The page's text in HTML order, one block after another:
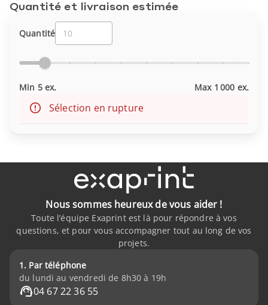
Quantité et livraison estimée
Quantité
Min 5 ex. Max 1 000 ex.
Sélection en rupture
Nous sommes heureux de vous aider !
Toute l’équipe Exaprint est là pour répondre à vos
questions, et pour vous accompagner tout au long de vos
projets.
1. Par téléphone
du lundi au vendredi de 8h30 à 19h
04 67 22 36 55